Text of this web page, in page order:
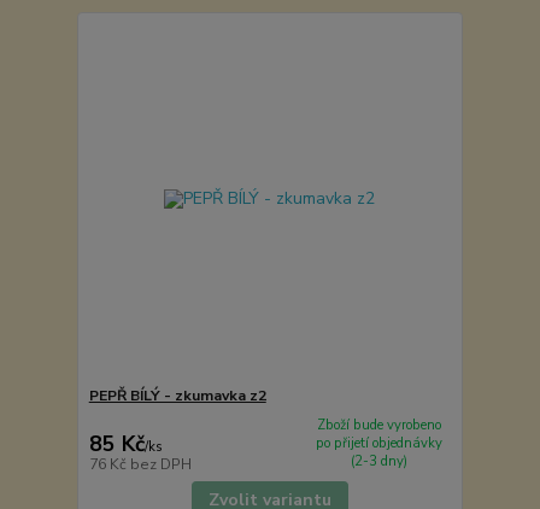
PEPŘ BÍLÝ - zkumavka z2
85 Kč/ks
76 Kč bez DPH
Zboží bude vyrobeno
po přijetí objednávky
(2-3 dny)
Zvolit variantu